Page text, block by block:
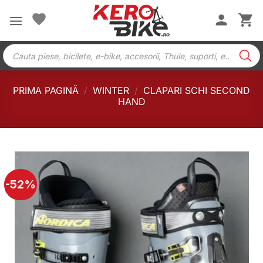
Products
search
PRIMA PAGINĂ / WINTER / CLAPARI SCHI SECOND
HAND
-52%